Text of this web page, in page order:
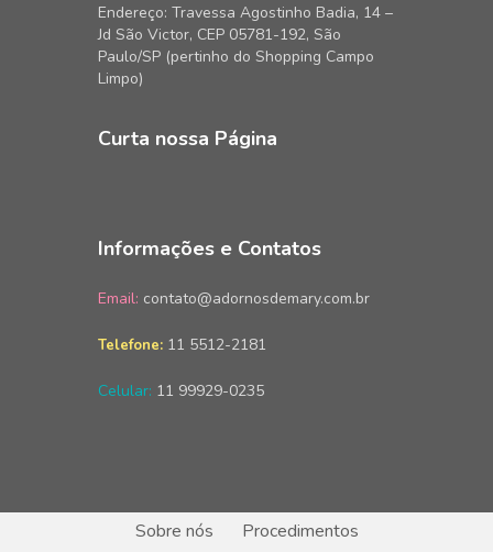
Endereço: Travessa Agostinho Badia, 14 –
Jd São Victor, CEP 05781-192, São
Paulo/SP (pertinho do Shopping Campo
Limpo)
Curta nossa Página
Informações e Contatos
Email: contato@adornosdemary.com.br
Telefone: 11 5512-2181
Celular: 11 99929-0235
Sobre nós Procedimentos